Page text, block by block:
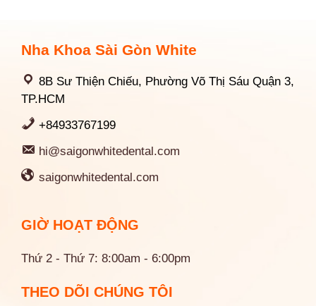
Nha Khoa Sài Gòn White
8B Sư Thiện Chiếu, Phường Võ Thị Sáu Quận 3,
TP.HCM
+84933767199
hi@saigonwhitedental.com
saigonwhitedental.com
GIỜ HOẠT ĐỘNG
Thứ 2 - Thứ 7: 8:00am - 6:00pm
THEO DÕI CHÚNG TÔI